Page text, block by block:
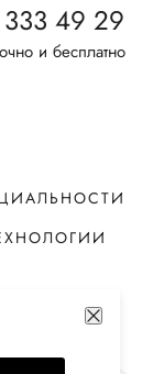
49 29
и бесплатно